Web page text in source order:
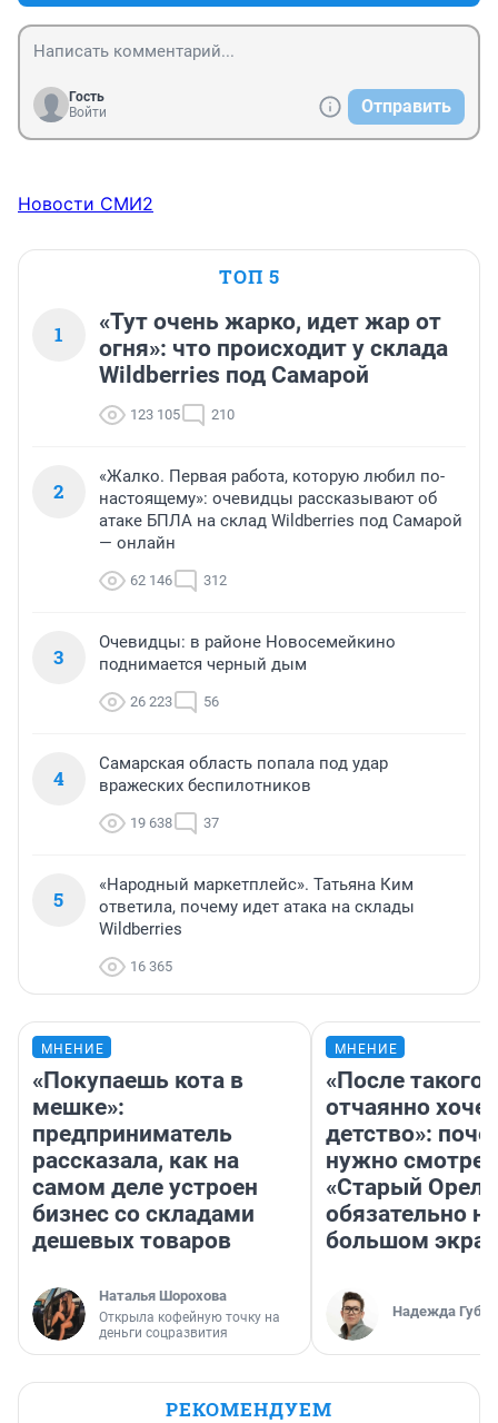
Гость
Войти
Отправить
Новости СМИ2
ТОП 5
1
«Тут очень жарко, идет жар от
огня»: что происходит у склада
Wildberries под Самарой
123 105 210
2
«Жалко. Первая работа, которую любил по-
настоящему»: очевидцы рассказывают об
атаке БПЛА на склад Wildberries под Самарой
— онлайн
62 146 312
3
Очевидцы: в районе Новосемейкино
поднимается черный дым
26 223 56
4
Самарская область попала под удар
вражеских беспилотников
19 638 37
5
«Народный маркетплейс». Татьяна Ким
ответила, почему идет атака на склады
Wildberries
16 365
МНЕНИЕ
«Покупаешь кота в
мешке»:
предприниматель
рассказала, как на
самом деле устроен
бизнес со складами
дешевых товаров
Наталья Шорохова
Открыла кофейную точку на
деньги соцразвития
МНЕНИЕ
«После такого
отчаянно
детство»:
нужно
«Старый
обязательно на
большом
Надежда
РЕКОМЕНДУЕМ